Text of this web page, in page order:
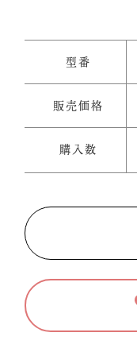
型番
販売価格
購入数